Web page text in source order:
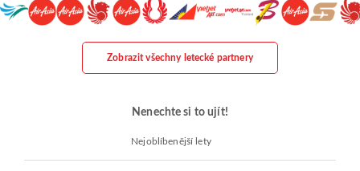
Zobrazit všechny letecké partnery
Nenechte si to ujít!
Nejoblíbenější lety